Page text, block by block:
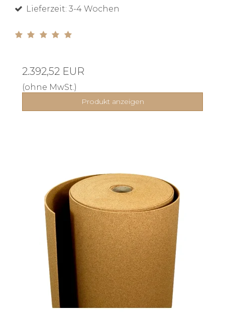
Lieferzeit: 3-4 Wochen
2.392,52 EUR
(ohne MwSt.)
Produkt anzeigen